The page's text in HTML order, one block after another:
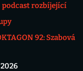
podcast rozbíjející
92: Szabová